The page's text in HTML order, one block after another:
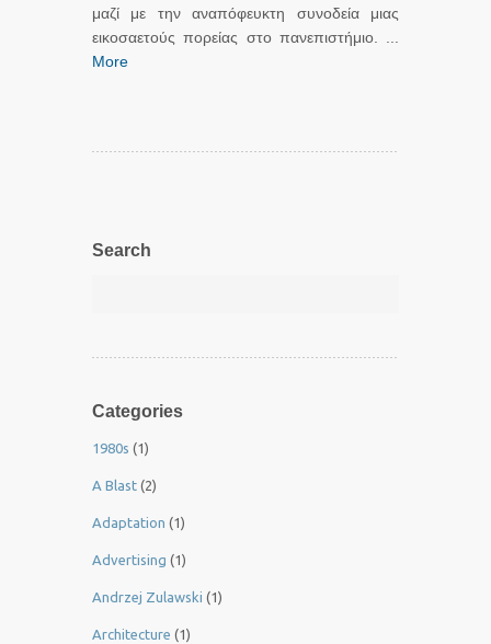
μαζί με την αναπόφευκτη συνοδεία μιας
εικοσαετούς πορείας στο πανεπιστήμιο. ...
More
Search
Categories
1980s (1)
A Blast (2)
Adaptation (1)
Advertising (1)
Andrzej Zulawski (1)
Architecture (1)